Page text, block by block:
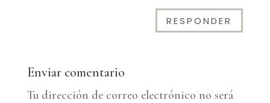
RESPONDER
Enviar comentario
Tu dirección de correo electrónico no será